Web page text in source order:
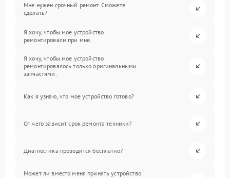
Мне нужен срочный ремонт. Сможете
сделать?
Я хочу, чтобы мое устройство
ремонтировали при мне.
Я хочу, чтобы мое устройство
ремонтировалось только оригинальными
запчастями.
Как я узнаю, что мое устройство готово?
От чего зависит срок ремонта техники?
Диагностика проводится бесплатно?
Может ли вместо меня принять устройство